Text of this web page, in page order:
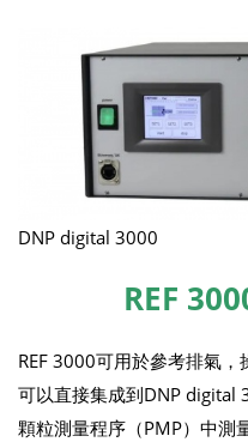
DNP digital 3000
REF
REF 3000可用於參考排氣
可以直接集成到DNP digital
顆粒測量程序（PMP）中測